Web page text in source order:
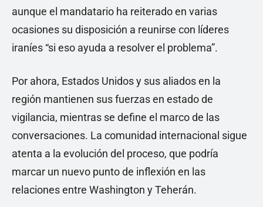
aunque el mandatario ha reiterado en varias
ocasiones su disposición a reunirse con líderes
iraníes “si eso ayuda a resolver el problema”.
Por ahora, Estados Unidos y sus aliados en la
región mantienen sus fuerzas en estado de
vigilancia, mientras se define el marco de las
conversaciones. La comunidad internacional sigue
atenta a la evolución del proceso, que podría
marcar un nuevo punto de inflexión en las
relaciones entre Washington y Teherán.